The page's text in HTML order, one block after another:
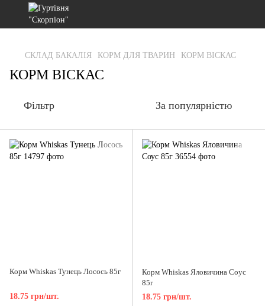
gtag('js', new Date()); gtag('config', 'G-RFXCKGNRF7');
СКЛАД БАКАЛІЯ КОРМ ДЛЯ ТВАРИН КОРМ ВІСКАС
КОРМ ВІСКАС
Фільтр За популярністю
Корм Whiskas Тунець Лосось 85г
18.75 грн/шт.
Корм Whiskas Яловичина Соус
85г
18.75 грн/шт.